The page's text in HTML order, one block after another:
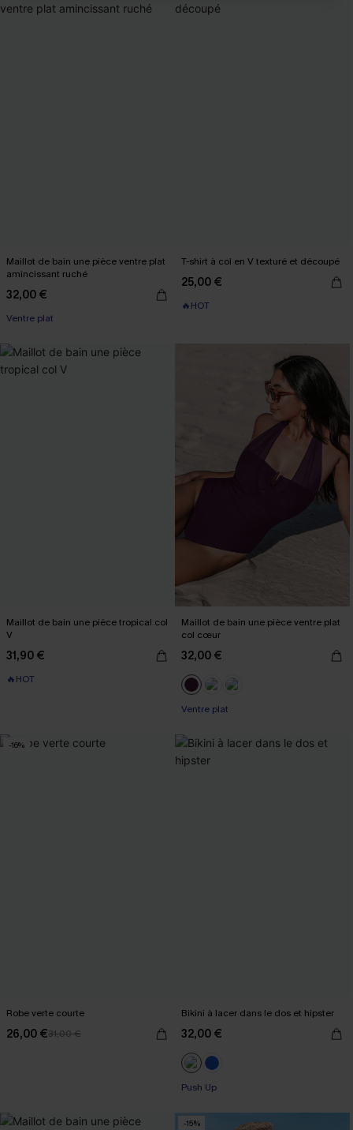
Maillot de bain une pièce ventre plat
amincissant ruché
32,00 €
Ventre plat
T-shirt à col en V texturé et découpé
25,00 €
🔥HOT
Maillot de bain une pièce tropical col
V
31,90 €
🔥HOT
Maillot de bain une pièce ventre plat
col cœur
32,00 €
Ventre plat
-16%
Robe verte courte
26,00 €31,00 €
Bikini à lacer dans le dos et hipster
32,00 €
Push Up
-15%